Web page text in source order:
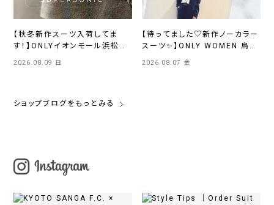
【秋冬新作スーツ入荷してま
す！】ONLYイオンモール浜松市
2026.08.09 日
【待ってました♡新作ノーカラー
スーツ✨】ONLY WOMEN 烏丸
2026.08.07 金
ショップブログをもっとみる